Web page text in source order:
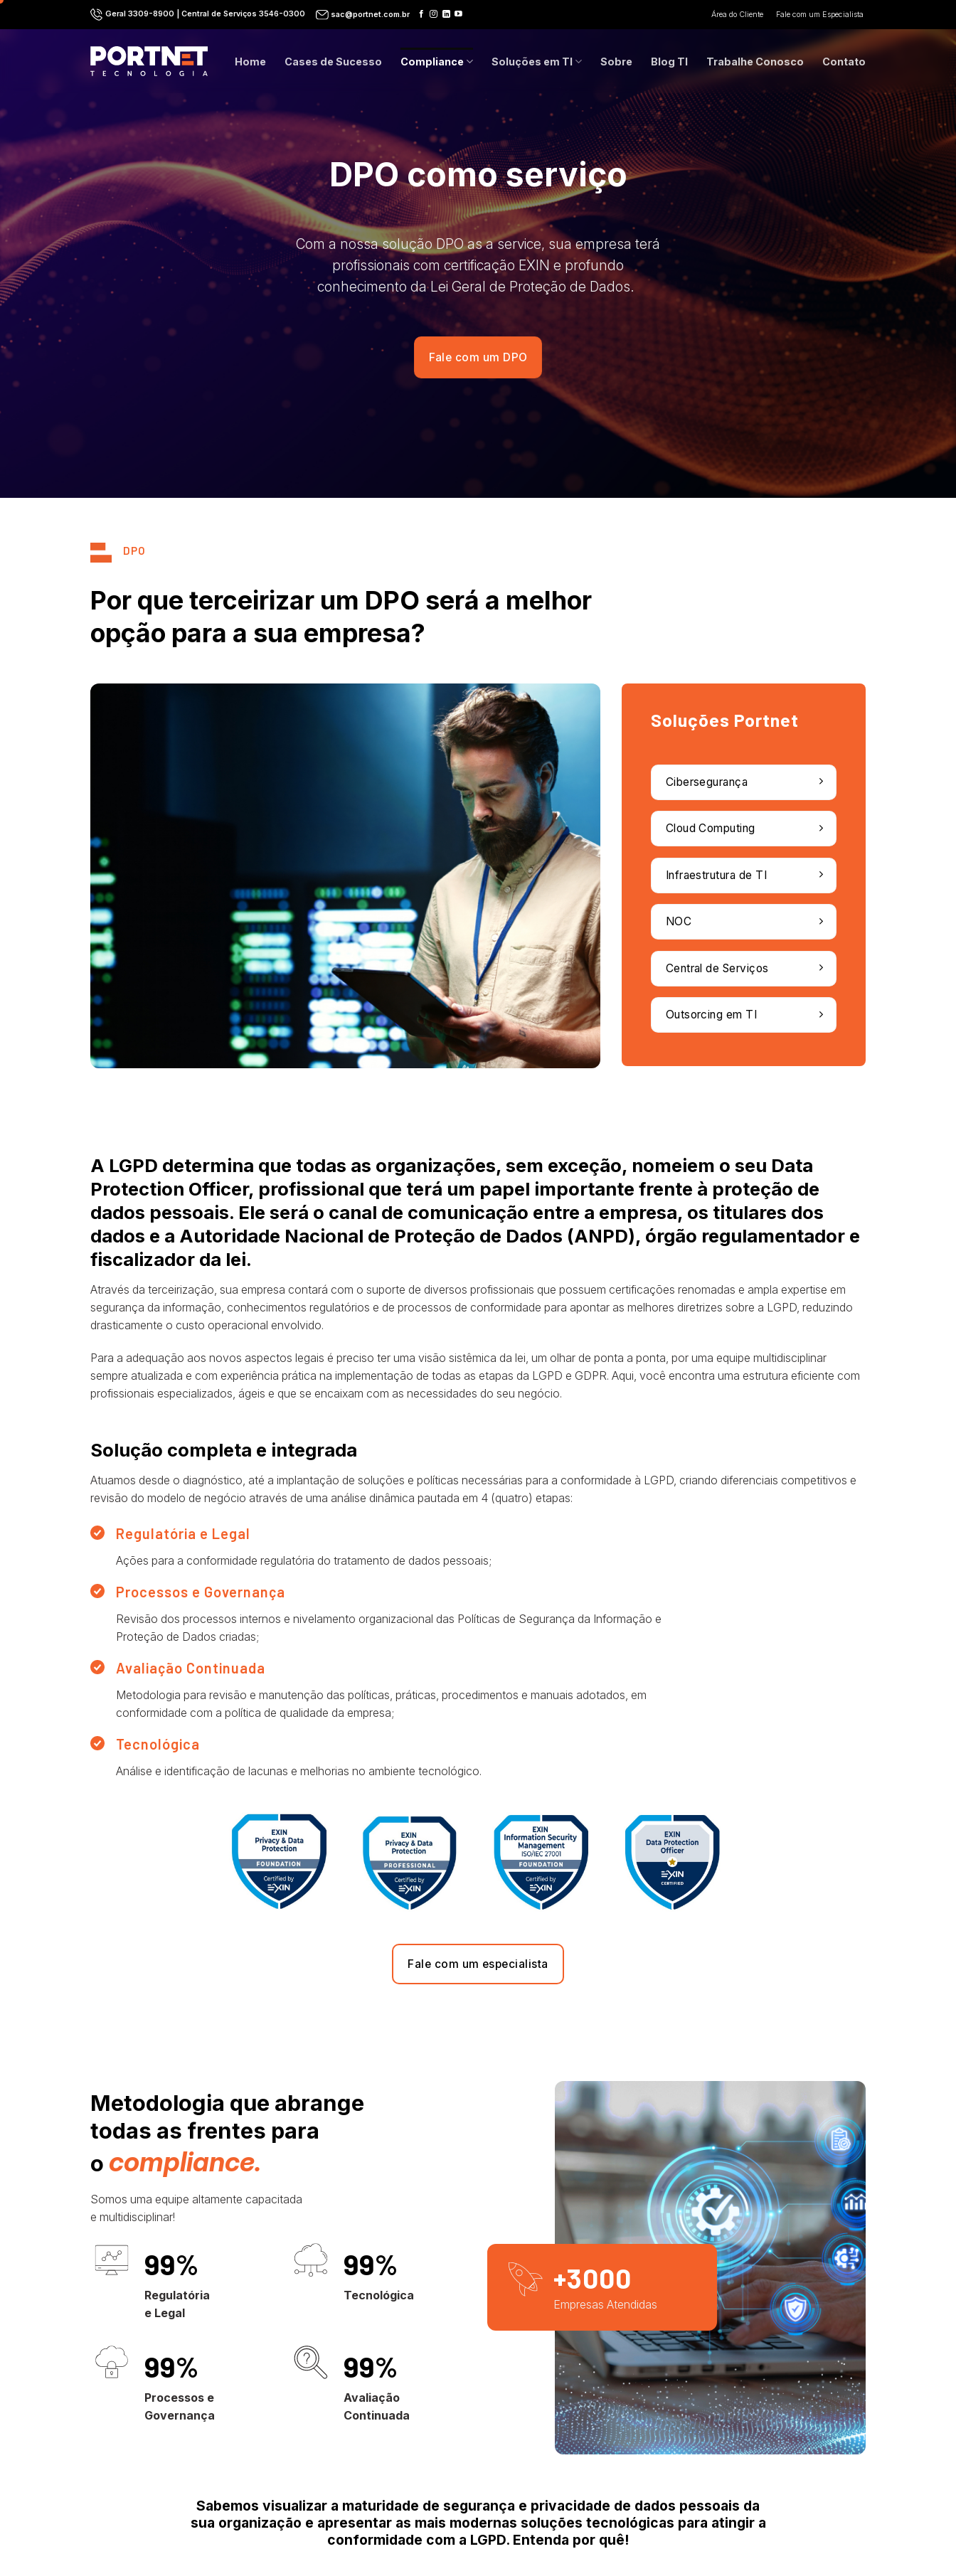
Skip
to
Geral 3309-8900 | Central de Serviços 3546-0300 sac@portnet.com.br Área do Cliente Fale com um Especialista
Home Cases de Sucesso Compliance Soluções em TI Sobre Blog TI Trabalhe Conosco Contato
DPO como serviço
Com a nossa solução DPO as a service, sua empresa terá
profissionais com certificação EXIN e profundo
conhecimento da Lei Geral de Proteção de Dados.
Fale com um DPO
DPO
Por que terceirizar um DPO será a melhor
opção para a sua empresa?
Soluções Portnet
Cibersegurança
Cloud Computing
Infraestrutura de TI
NOC
Central de Serviços
Outsorcing em TI
A LGPD determina que todas as organizações, sem exceção, nomeiem o seu Data
Protection Officer, profissional que terá um papel importante frente à proteção de
dados pessoais. Ele será o canal de comunicação entre a empresa, os titulares dos
dados e a Autoridade Nacional de Proteção de Dados (ANPD), órgão regulamentador e
fiscalizador da lei.
Através da terceirização, sua empresa contará com o suporte de diversos profissionais que possuem certificações renomadas e ampla expertise em
segurança da informação, conhecimentos regulatórios e de processos de conformidade para apontar as melhores diretrizes sobre a LGPD, reduzindo
drasticamente o custo operacional envolvido.
Para a adequação aos novos aspectos legais é preciso ter uma visão sistêmica da lei, um olhar de ponta a ponta, por uma equipe multidisciplinar
sempre atualizada e com experiência prática na implementação de todas as etapas da LGPD e GDPR. Aqui, você encontra uma estrutura eficiente com
profissionais especializados, ágeis e que se encaixam com as necessidades do seu negócio.
Solução completa e integrada
Atuamos desde o diagnóstico, até a implantação de soluções e políticas necessárias para a conformidade à LGPD, criando diferenciais competitivos e
revisão do modelo de negócio através de uma análise dinâmica pautada em 4 (quatro) etapas:
Regulatória e Legal
Ações para a conformidade regulatória do tratamento de dados pessoais;
Processos e Governança
Revisão dos processos internos e nivelamento organizacional das Políticas de Segurança da Informação e
Proteção de Dados criadas;
Avaliação Continuada
Metodologia para revisão e manutenção das políticas, práticas, procedimentos e manuais adotados, em
conformidade com a política de qualidade da empresa;
Tecnológica
Análise e identificação de lacunas e melhorias no ambiente tecnológico.
Fale com um especialista
Metodologia que abrange
todas as frentes para
o compliance.
Somos uma equipe altamente capacitada
e multidisciplinar!
100%
Regulatória
e Legal
100%
Tecnológica
100%
Processos e
Governança
100%
Avaliação
Continuada
+3000
Empresas Atendidas
Sabemos visualizar a maturidade de segurança e privacidade de dados pessoais da
sua organização e apresentar as mais modernas soluções tecnológicas para atingir a
conformidade com a LGPD. Entenda por quê!